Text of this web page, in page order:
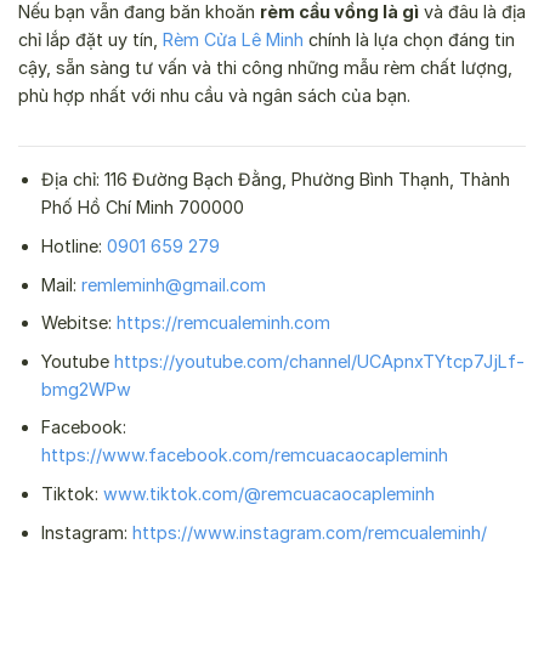
Nếu bạn vẫn đang băn khoăn rèm cầu vồng là gì và đâu là địa
chỉ lắp đặt uy tín, Rèm Cửa Lê Minh chính là lựa chọn đáng tin
cậy, sẵn sàng tư vấn và thi công những mẫu rèm chất lượng,
phù hợp nhất với nhu cầu và ngân sách của bạn.
Địa chỉ: 116 Đường Bạch Đằng, Phường Bình Thạnh, Thành
Phố Hồ Chí Minh 700000
Hotline: 0901 659 279
Mail: remleminh@gmail.com
Webitse: https://remcualeminh.com
Youtube https://youtube.com/channel/UCApnxTYtcp7JjLf-
bmg2WPw
Facebook:
https://www.facebook.com/remcuacaocapleminh
Tiktok: www.tiktok.com/@remcuacaocapleminh
Instagram: https://www.instagram.com/remcualeminh/